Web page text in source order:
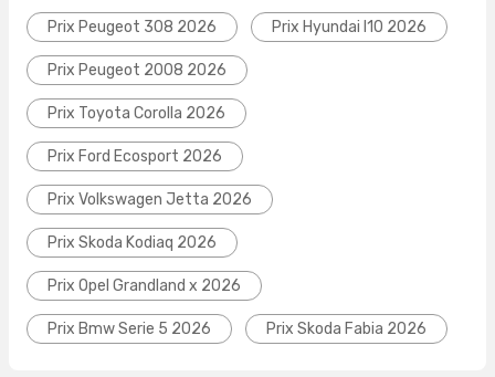
Prix Peugeot 308 2026 Prix Hyundai I10 2026
Prix Peugeot 2008 2026
Prix Toyota Corolla 2026
Prix Ford Ecosport 2026
Prix Volkswagen Jetta 2026
Prix Skoda Kodiaq 2026
Prix Opel Grandland x 2026
Prix Bmw Serie 5 2026 Prix Skoda Fabia 2026